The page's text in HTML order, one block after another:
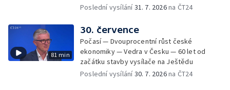
Poslední vysílání31. 7. 2026na ČT24
81 min
30. července
Počasí — Dvouprocentní růst české
ekonomiky — Vedra v Česku — 60 let od
začátku stavby vysílače na Ještědu
Poslední vysílání30. 7. 2026na ČT24